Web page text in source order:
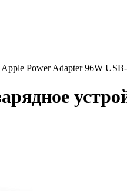
Apple Power Adapter 96W